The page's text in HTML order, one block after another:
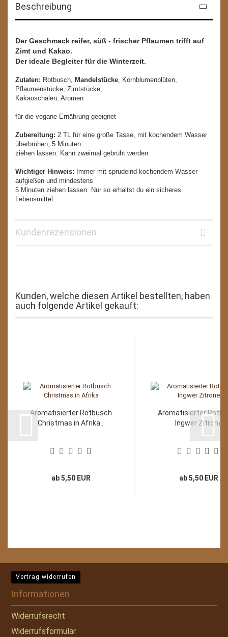
Beschreibung
Der Geschmack reifer, süß - frischer Pflaumen trifft auf
Zimt und Kakao.
Der ideale Begleiter für die Winterzeit.
Zutaten: Rotbusch, Mandelstücke , Kornblumenblüten,
Pflaumenstücke, Zimtstücke,
Kakaoschalen, Aromen
für die vegane Ernährung geeignet
Zubereitung: 2 TL für eine große Tasse, mit kochendem Wasser
überbrühen, 5 Minuten
ziehen lassen. Kann zweimal gebrüht werden
Wichtiger Hinweis: Immer mit sprudelnd kochendem Wasser
aufgießen und mindestens
5 Minuten ziehen lassen. Nur so erhältst du ein sicheres
Lebensmittel.
Kundenrezensionen
Kunden, welche diesen Artikel bestellten, haben
auch folgende Artikel gekauft:
Aromatisierter Rotbusch
Christmas in Afrika...
ab 5,50 EUR
Aromatisierter
Ingwer Zitrone
ab 5,50 EUR
Vertrag widerrufen
Informationen
Widerrufsrecht
Widerrufsformular